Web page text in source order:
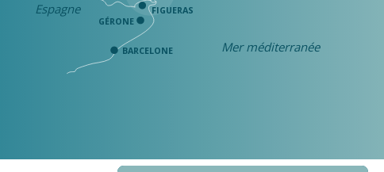
Espagne
Mer méditerranée
BARCELONE
FIGUERAS
GÉRONE